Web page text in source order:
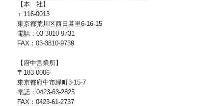
【本 社】
〒116-0013
東京都荒川区西日暮里6-16-15
電話：03-3810-9731
FAX：03-3810-9739
【府中営業所】
〒183-0006
東京都府中市緑町3-15-7
電話：0423-63-2825
FAX：0423-61-2737